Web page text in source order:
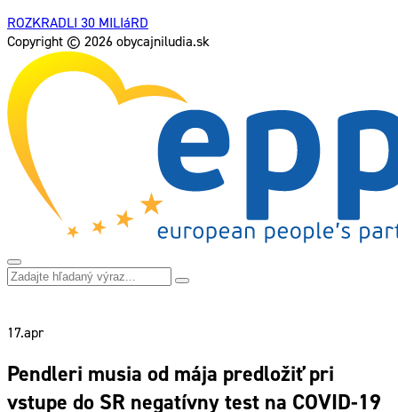
ROZKRADLI 30 MILIáRD
Copyright © 2026 obycajniludia.sk
17.apr
Pendleri musia od mája predložiť pri
vstupe do SR negatívny test na COVID-19